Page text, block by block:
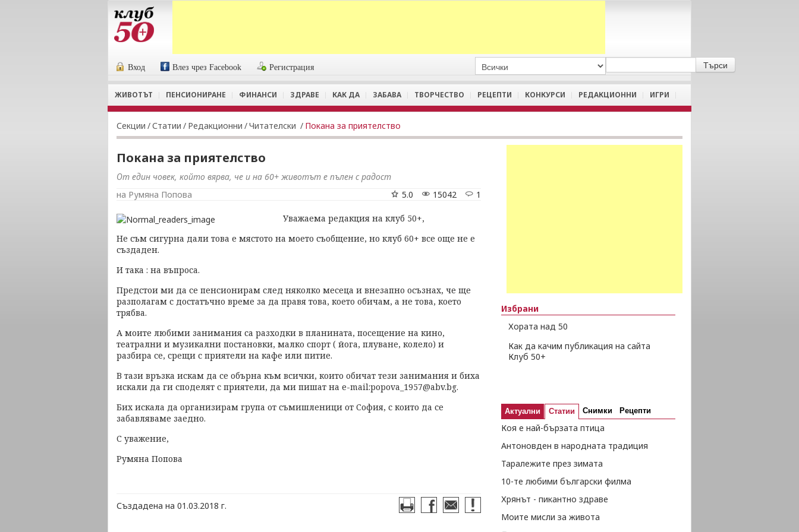
Вход Влез чрез Facebook Регистрация
ЖИВОТЪТ ПЕНСИОНИРАНЕ ФИНАНСИ ЗДРАВЕ КАК ДА ЗАБАВА ТВОРЧЕСТВО РЕЦЕПТИ КОНКУРСИ РЕДАКЦИОННИ ИГРИ
Секции /Статии / Редакционни /Читателски / Покана за приятелство
Покана за приятелство
От един човек, който вярва, че и на 60+ животът е пълен с радост
на Румяна Попова
1
15042
5.0
Уважаема редакция на клуб 50+,
Не съм сигурна дали това е мястото на моето съобщение, но клуб 60+ все още не е
създаден.
И така : на въпроса.
Предстои ми да се пенсионирам след няколко месеца и внезапно осъзнах, че ще
разполагам с достатъчно време за да правя това, което обичам, а не това, което
трябва.
А моите любими занимания са разходки в планината, посещение на кино,
театрални и музикални постановки, малко спорт ( йога, плуване, колело) и
разбира се, срещи с приятели на кафе или питие.
В тази връзка искам да се обърна към всички, които обичат тези занимания и биха
искали да ги споделят с приятели, да ми пишат на е-mail:popova_1957@abv.bg.
Бих искала да организирам група от съмишленици от София, с които да се
забавляваме заедно.
С уважение,
Румяна Попова
Създадена на 01.03.2018 г.
Избрани
Хората над 50
Как да качим публикация на сайта
Клуб 50+
Актуални Статии Снимки Рецепти
Коя е най-бързата птица
Антоновден в народната традиция
Таралежите през зимата
10-те любими български филма
Хрянът - пикантно здраве
Моите мисли за живота